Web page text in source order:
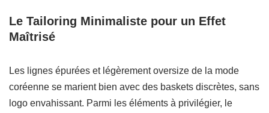
Le Tailoring Minimaliste pour un Effet
Maîtrisé
Les lignes épurées et légèrement oversize de la mode
coréenne se marient bien avec des baskets discrètes, sans
logo envahissant. Parmi les éléments à privilégier, le